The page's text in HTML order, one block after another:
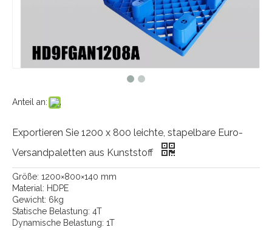
Anteil an:
Exportieren Sie 1200 x 800 leichte, stapelbare Euro-
Versandpaletten aus Kunststoff
Größe: 1200×800×140 mm
Material: HDPE
Gewicht: 6kg
Statische Belastung: 4T
Dynamische Belastung: 1T